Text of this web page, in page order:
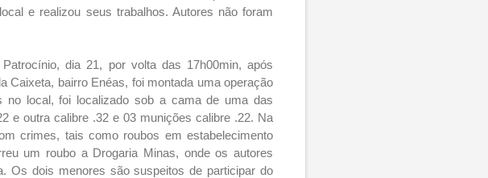
e realizou seus trabalhos. Autores não foram
dia 21, por volta das 17h00min, após
Caixeta, bairro Enéas, foi montada uma operação
no local, foi localizado sob a cama de uma das
e outra calibre .32 e 03 munições calibre .22. Na
crimes, tais como roubos em estabelecimento
um roubo a Drogaria Minas, onde os autores
Os dois menores são suspeitos de participar do